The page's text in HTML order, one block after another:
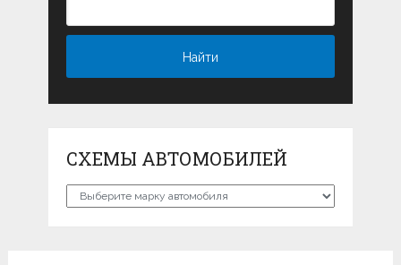
СХЕМЫ АВТОМОБИЛЕЙ
Схемы